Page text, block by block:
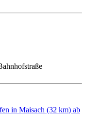
in Maisach (32 km) ab